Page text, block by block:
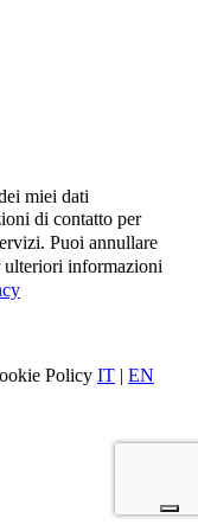
miei dati
di contatto per
Puoi annullare
ulteriori informazioni
Policy IT | EN